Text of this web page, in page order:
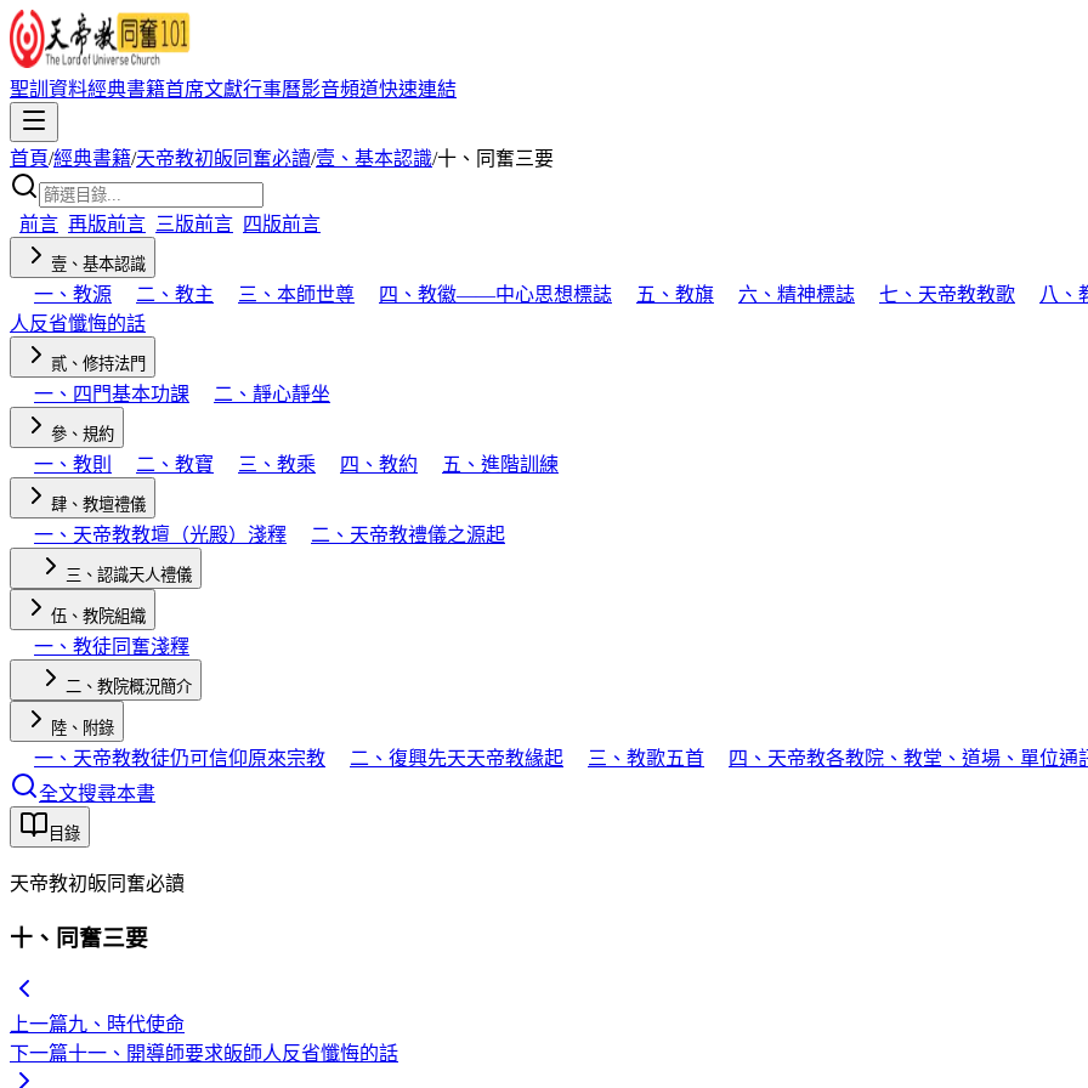
聖訓資料經典書籍首席文獻行事曆影音頻道快速連結
首頁/經典書籍/天帝教初皈同奮必讀/壹、基本認識/十、同奮三要
前言 再版前言 三版前言 四版前言
壹、基本認識
一、教源 二、教主 三、本師世尊 四、教徽——中心思想標誌 五、教旗 六、精神標誌 七、天帝教教歌
八、
人反省懺悔的話
貳、修持法門
一、四門基本功課 二、靜心靜坐
參、規約
一、教則 二、教寶 三、教乘 四、教約 五、進階訓練
肆、教壇禮儀
一、天帝教教壇（光殿）淺釋 二、天帝教禮儀之源起
三、認識天人禮儀
伍、教院組織
一、教徒同奮淺釋
二、教院概況簡介
陸、附錄
一、天帝教教徒仍可信仰原來宗教 二、復興先天天帝教緣起 三、教歌五首
四、天帝教各教院、教堂、道場、單位通
全文搜尋本書
目錄
天帝教初皈同奮必讀
十、同奮三要
上一篇九、時代使命
下一篇十一、開導師要求皈師人反省懺悔的話